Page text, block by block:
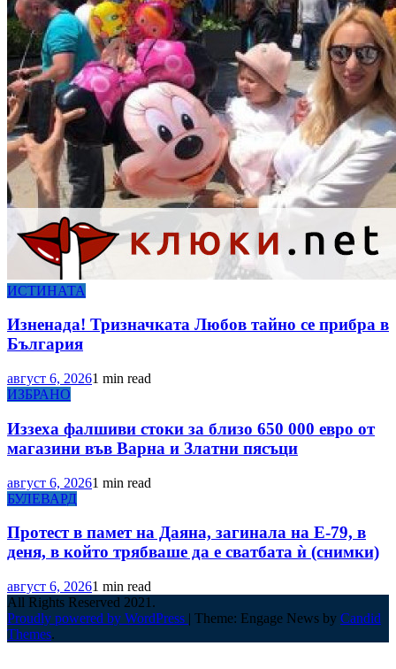
ИСТИНАТА
Изненада! Тризначката Любов тайно се прибра в
България
август 6, 20261 min read
ИЗБРАНО
Иззеха фалшиви стоки за близо 650 000 евро от
магазини във Варна и Златни пясъци
август 6, 20261 min read
БУЛЕВАРД
Протест в памет на Даяна, загинала на Е-79, в
деня, в който трябваше да е сватбата ѝ (снимки)
август 6, 20261 min read
All Rights Reserved 2021.
Proudly powered by WordPress | Theme: Engage News by Candid
Themes.